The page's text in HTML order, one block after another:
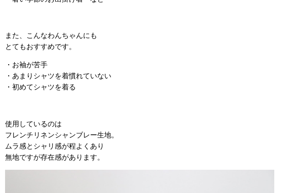
また、こんなわんちゃんにも
とてもおすすめです。
・お袖が苦手
・あまりシャツを着慣れていない
・初めてシャツを着る
使用しているのは
フレンチリネンシャンブレー生地。
ムラ感とシャリ感が程よくあり
無地ですが存在感があります。